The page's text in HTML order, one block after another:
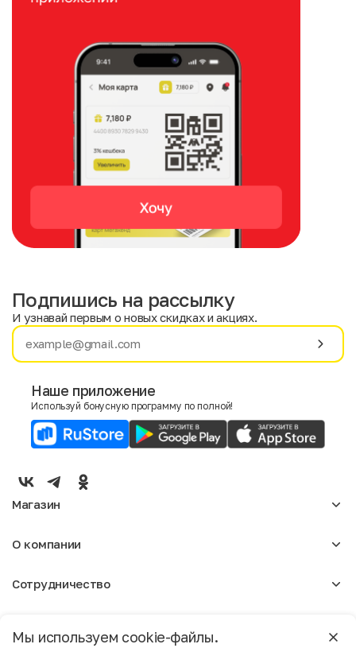
Имя
E-mail
Мужской
Мы используем cookie-файлы.
Москва
Подпишись на рассылку
И узнавай первым о новых скидках и акциях.
Наше приложение
Используй бонусную программу по полной!
Магазин
Мужское
О компании
Отзывы
Магазины
Сотрудничество
Реклама